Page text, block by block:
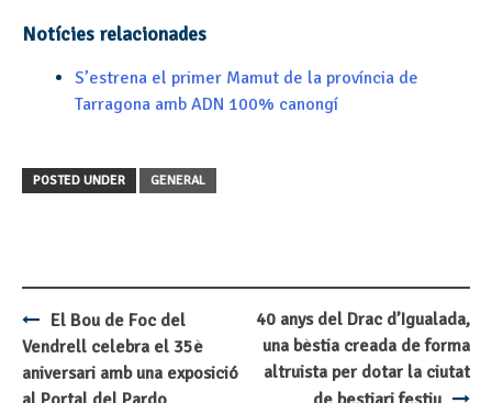
Notícies relacionades
S’estrena el primer Mamut de la província de
Tarragona amb ADN 100% canongí
POSTED UNDER GENERAL
Post
navigation
El Bou de Foc del
Vendrell celebra el 35è
aniversari amb una exposició
40 anys del Drac d’Igualada,
una bèstia creada de forma
altruista per dotar la ciutat